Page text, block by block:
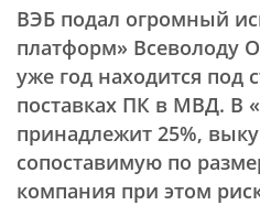
ВЭБ подал огромный
платформ» Всеволоду
уже год находится под
поставках ПК в МВД. В
принадлежит 25%,
сопоставимую по
компания при этом